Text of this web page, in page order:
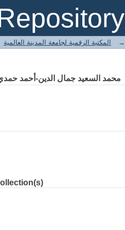
E-Books المكتبة الرقمية لجامعة المدينة العالمية →
محمد السعيد جمال الدين-أحمد